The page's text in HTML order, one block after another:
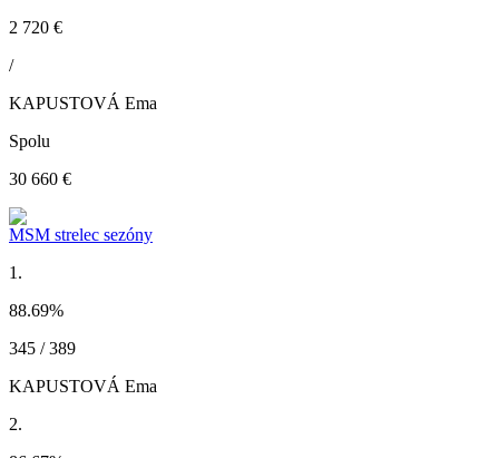
2 720 €
/
KAPUSTOVÁ Ema
Spolu
30 660 €
MSM strelec sezóny
1.
88.69%
345 / 389
KAPUSTOVÁ Ema
2.